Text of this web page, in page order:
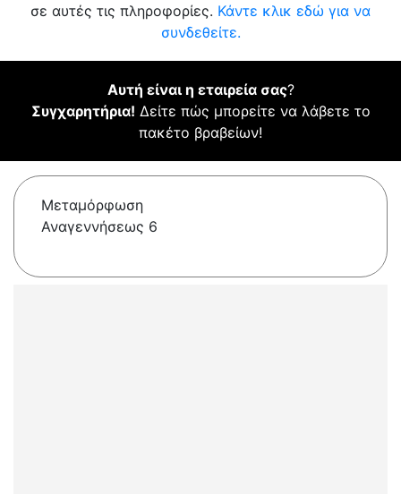
σε αυτές τις πληροφορίες. Κάντε κλικ εδώ για να
συνδεθείτε.
Αυτή είναι η εταιρεία σας?
Συγχαρητήρια! Δείτε πώς μπορείτε να λάβετε το
πακέτο βραβείων!
Μεταμόρφωση
Αναγεννήσεως 6